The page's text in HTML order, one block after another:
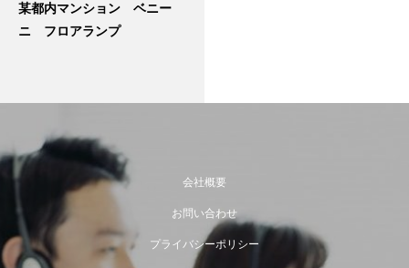
某都内マンション ベニー
ニ フロアランプ
会社概要
お問い合わせ
プライバシーポリシー